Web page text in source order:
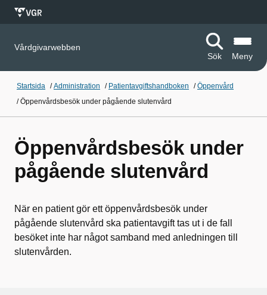
Vårdgivarwebben
Sök
Meny
Startsida /Administration / Patientavgiftshandboken /Öppenvård
/Öppenvårdsbesök under pågående slutenvård
Öppenvårdsbesök under
pågående slutenvård
När en patient gör ett öppenvårdsbesök under
pågående slutenvård ska patientavgift tas ut i de fall
besöket inte har något samband med anledningen till
slutenvården.